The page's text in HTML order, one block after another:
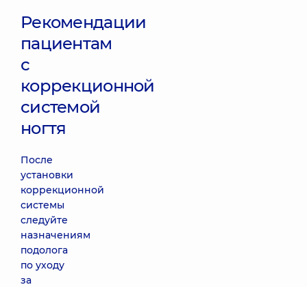
Рекомендации
пациентам
с
коррекционной
системой
ногтя
После
установки
коррекционной
системы
следуйте
назначениям
подолога
по уходу
за